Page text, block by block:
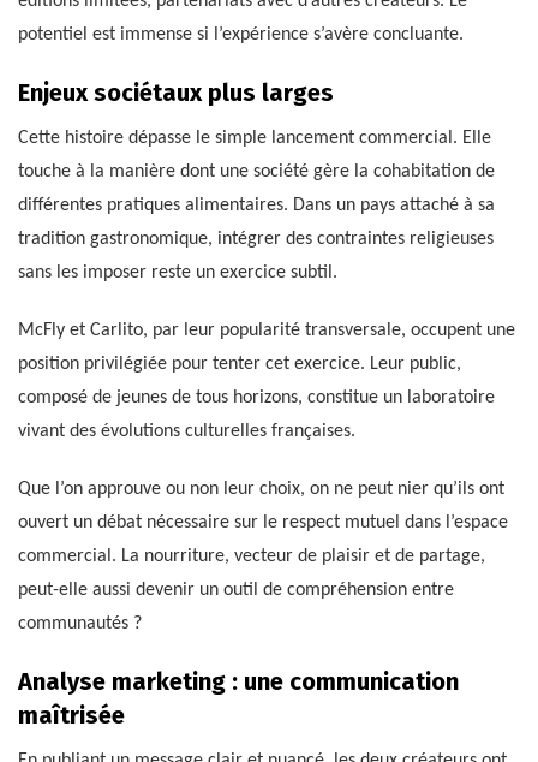
potentiel est immense si l’expérience s’avère concluante.
Enjeux sociétaux plus larges
Cette histoire dépasse le simple lancement commercial. Elle
touche à la manière dont une société gère la cohabitation de
différentes pratiques alimentaires. Dans un pays attaché à sa
tradition gastronomique, intégrer des contraintes religieuses
sans les imposer reste un exercice subtil.
McFly et Carlito, par leur popularité transversale, occupent une
position privilégiée pour tenter cet exercice. Leur public,
composé de jeunes de tous horizons, constitue un laboratoire
vivant des évolutions culturelles françaises.
Que l’on approuve ou non leur choix, on ne peut nier qu’ils ont
ouvert un débat nécessaire sur le respect mutuel dans l’espace
commercial. La nourriture, vecteur de plaisir et de partage,
peut-elle aussi devenir un outil de compréhension entre
communautés ?
Analyse marketing : une communication
maîtrisée